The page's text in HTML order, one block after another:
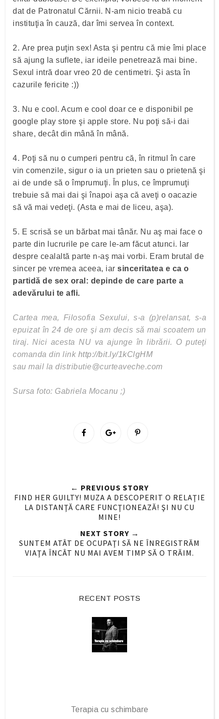
dat de Patronatul Cărnii. N-am nicio treabă cu
instituţia în cauză, dar îmi servea în context.
2. Are prea puţin sex! Asta şi pentru că mie îmi place
să ajung la suflete, iar ideile penetrează mai bine.
Sexul intră doar vreo 20 de centimetri. Şi asta în
cazurile fericite :))
3. Nu e cool. Acum e cool doar ce e disponibil pe
google play store şi apple store. Nu poţi să-i dai
share, decât din mână în mână.
4. Poţi să nu o cumperi pentru că, în ritmul în care
vin comenzile, sigur o ia un prieten sau o prietenă şi
ai de unde să o împrumuţi. În plus, ce împrumuţi
trebuie să mai dai şi înapoi aşa că aveţi o oacazie
să vă mai vedeţi. (Asta e mai de liceu, aşa).
5. E scrisă se un bărbat mai tânăr. Nu aş mai face o
parte din lucrurile pe care le-am făcut atunci. Iar
despre cealaltă parte n-aş mai vorbi. Eram brutal de
sincer pe vremea aceea, iar sinceritatea e ca o
partidă de sex oral: depinde de care parte a
adevărului te afli.
Cartea mea, Filosofia Sexului, s-a (p)relansat, s-a
epuizat în 24 de ore şi am decis să mai scoatem un
tiraj. Nici acesta NU va ajunge în librării. O puteţi
comanda din link http://bit.ly/1kClgHM
sau mail la distributie@curteaveche.com
Sursa foto: Gabriela Mocanu ;)
O
n
F
c
e
k
O
n
o
g
l
← PREVIOUS STORY
FIND HER GUILTY! MUZA A DESCOPERIT O RELAŢIE
LA DISTANŢĂ CARE FUNCŢIONEAZĂ! ŞI NU CU
MINE!
NEXT STORY →
SUNTEM ATÂT DE OCUPAŢI SĂ NE ÎNREGISTRĂM
VIAŢA ÎNCÂT NU MAI AVEM TIMP SĂ O TRĂIM.
RECENT POSTS
Terapia cu schimbare